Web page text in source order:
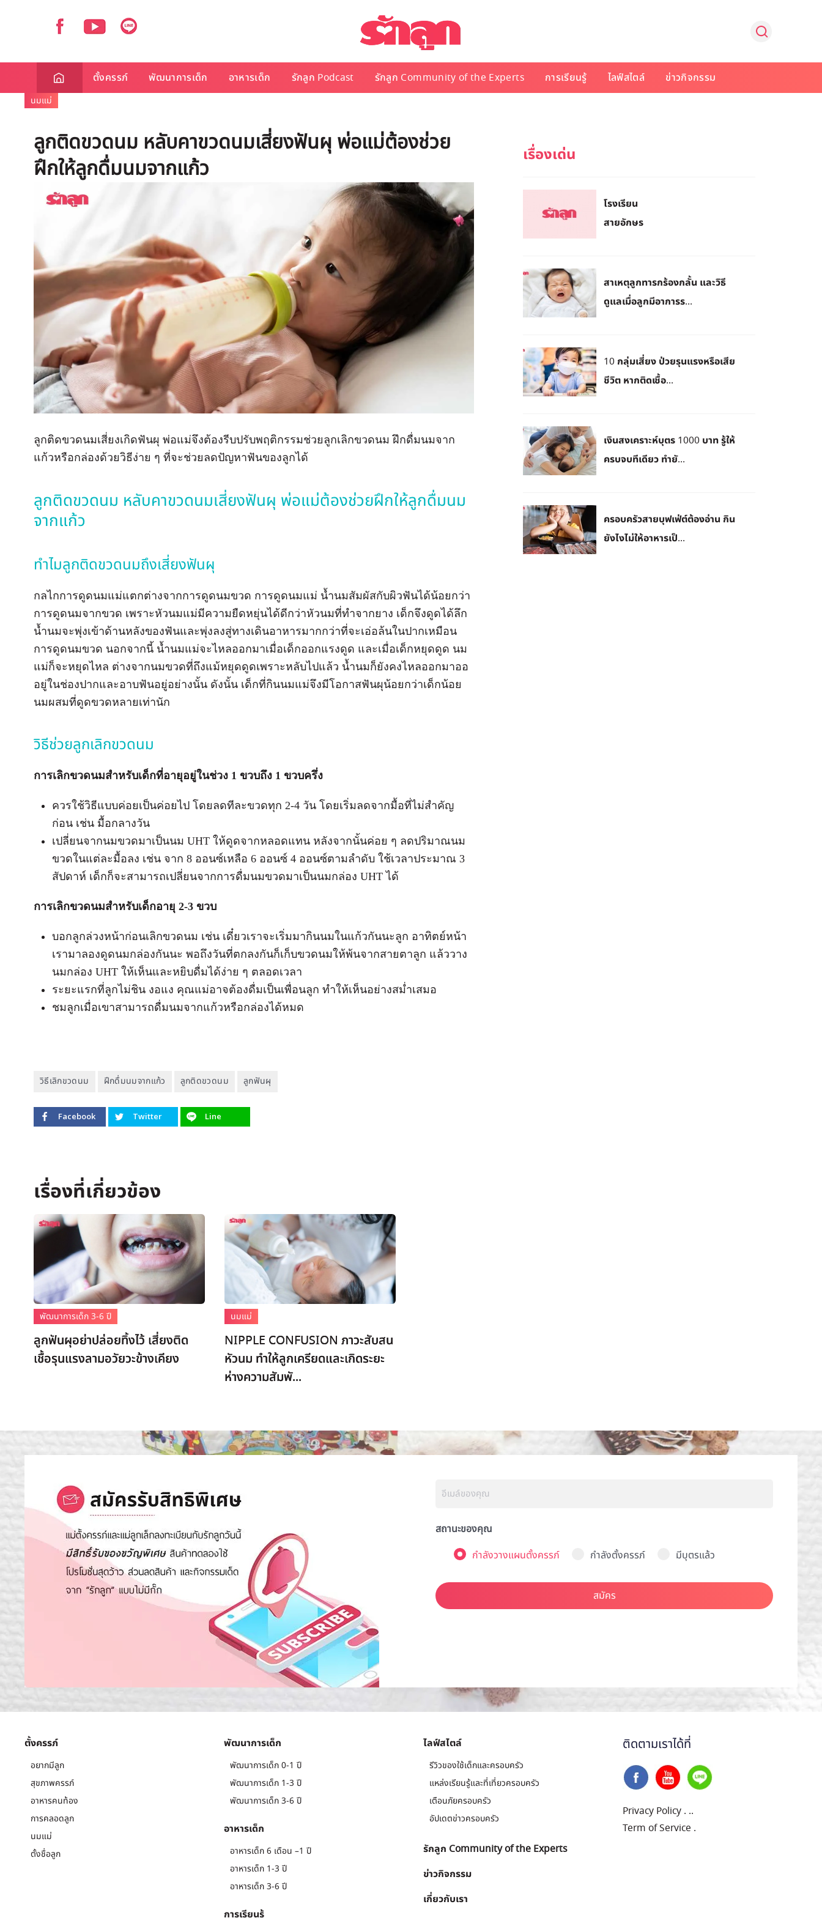
ตั้งครรภ์ พัฒนาการเด็ก อาหารเด็ก รักลูก Podcast รักลูก Community of the Experts การเรียนรู้ ไลฟ์สไตล์ ข่าวกิจกรรม
นมแม่
ลูกติดขวดนม หลับคาขวดนมเสี่ยงฟันผุ พ่อแม่ต้องช่วย
ฝึกให้ลูกดื่มนมจากแก้ว
ลูกติดขวดนมเสี่ยงเกิดฟันผุ พ่อแม่จึงต้องรีบปรับพฤติกรรมช่วยลูกเลิกขวดนม ฝึกดื่มนมจาก
แก้วหรือกล่องด้วยวิธีง่าย ๆ ที่จะช่วยลดปัญหาฟันของลูกได้
ลูกติดขวดนม หลับคาขวดนมเสี่ยงฟันผุ พ่อแม่ต้องช่วยฝึกให้ลูกดื่มนม
จากแก้ว
ทำไมลูกติดขวดนมถึงเสี่ยงฟันผุ
กลไกการดูดนมแม่แตกต่างจากการดูดนมขวด การดูดนมแม่ น้ำนมสัมผัสกับผิวฟันได้น้อยกว่า
การดูดนมจากขวด เพราะหัวนมแม่มีความยืดหยุ่นได้ดีกว่าหัวนมที่ทำจากยาง เด็กจึงดูดได้ลึก
น้ำนมจะพุ่งเข้าด้านหลังของฟันและพุ่งลงสู่ทางเดินอาหารมากกว่าที่จะเอ่อล้นในปากเหมือน
การดูดนมขวด นอกจากนี้ น้ำนมแม่จะไหลออกมาเมื่อเด็กออกแรงดูด และเมื่อเด็กหยุดดูด นม
แม่ก็จะหยุดไหล ต่างจากนมขวดที่ถึงแม้หยุดดูดเพราะหลับไปแล้ว น้ำนมก็ยังคงไหลออกมาออ
อยู่ในช่องปากและอาบฟันอยู่อย่างนั้น ดังนั้น เด็กที่กินนมแม่จึงมีโอกาสฟันผุน้อยกว่าเด็กน้อย
นมผสมที่ดูดขวดหลายเท่านัก
วิธีช่วยลูกเลิกขวดนม
การเลิกขวดนมสำหรับเด็กที่อายุอยู่ในช่วง 1 ขวบถึง 1 ขวบครึ่ง
ควรใช้วิธีแบบค่อยเป็นค่อยไป โดยลดทีละขวดทุก 2-4 วัน โดยเริ่มลดจากมื้อที่ไม่สำคัญ
ก่อน เช่น มื้อกลางวัน
เปลี่ยนจากนมขวดมาเป็นนม UHT ให้ดูดจากหลอดแทน หลังจากนั้นค่อย ๆ ลดปริมาณนม
ขวดในแต่ละมื้อลง เช่น จาก 8 ออนซ์เหลือ 6 ออนซ์ 4 ออนซ์ตามลำดับ ใช้เวลาประมาณ 3
สัปดาห์ เด็กก็จะสามารถเปลี่ยนจากการดื่มนมขวดมาเป็นนมกล่อง UHT ได้
การเลิกขวดนมสำหรับเด็กอายุ 2-3 ขวบ
บอกลูกล่วงหน้าก่อนเลิกขวดนม เช่น เดี๋ยวเราจะเริ่มมากินนมในแก้วกันนะลูก อาทิตย์หน้า
เรามาลองดูดนมกล่องกันนะ พอถึงวันที่ตกลงกันก็เก็บขวดนมให้พ้นจากสายตาลูก แล้ววาง
นมกล่อง UHT ให้เห็นและหยิบดื่มได้ง่าย ๆ ตลอดเวลา
ระยะแรกที่ลูกไม่ชิน งอแง คุณแม่อาจต้องดื่มเป็นเพื่อนลูก ทำให้เห็นอย่างสม่ำเสมอ
ชมลูกเมื่อเขาสามารถดื่มนมจากแก้วหรือกล่องได้หมด
วิธีเลิกขวดนม ฝึกดื่มนมจากแก้ว ลูกติดขวดนม ลูกฟันผุ
Facebook Twitter Line
โรงเรียน
สายอักษร
สาเหตุลูกทารกร้องกลั้น และวิธี
ดูแลเมื่อลูกมีอาการร...
10 กลุ่มเสี่ยง ป่วยรุนแรงหรือเสีย
ชีวิต หากติดเชื้อ...
เงินสงเคราะห์บุตร 1000 บาท รู้ให้
ครบจบทีเดียว ทำยั...
ครอบครัวสายบุฟเฟ่ต์ต้องอ่าน กิน
ยังไงไม่ให้อาหารเป็...
พัฒนาการเด็ก 3-6 ปี
ลูกฟันผุอย่าปล่อยทิ้งไว้ เสี่ยงติด
เชื้อรุนแรงลามอวัยวะข้างเคียง
นมแม่
NIPPLE CONFUSION ภาวะสับสน
หัวนม ทำให้ลูกเครียดและเกิดระยะ
ห่างความสัมพั...
สถานะของคุณ
กำลังวางแผนตั้งครรภ์
กำลังตั้งครรภ์ มีบุตรแล้ว
สมัคร
ตั้งครรภ์
อยากมีลูก
สุขภาพครรภ์
อาหารคนท้อง
การคลอดลูก
นมแม่
ตั้งชื่อลูก
พัฒนาการเด็ก
พัฒนาการเด็ก 0-1 ปี
พัฒนาการเด็ก 1-3 ปี
พัฒนาการเด็ก 3-6 ปี
อาหารเด็ก
อาหารเด็ก 6 เดือน –1 ปี
อาหารเด็ก 1-3 ปี
อาหารเด็ก 3-6 ปี
การเรียนรู้
ไลฟ์สไตล์
รีวิวของใช้เด็กและครอบครัว
แหล่งเรียนรู้และที่เที่ยวครอบครัว
เตือนภัยครอบครัว
อัปเดตข่าวครอบครัว
รักลูก Community of the Experts
ข่าวกิจกรรม
เกี่ยวกับเรา
ติดตามเราได้ที่
Privacy Policy . ..
Term of Service .